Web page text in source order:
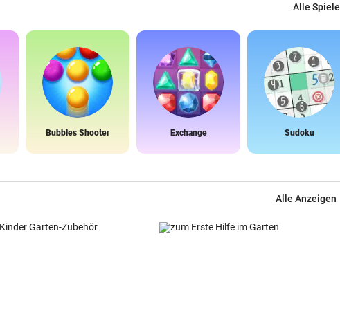
Alle Spiele
Bubbles Shooter Exchange Sudoku
Alle Anzeigen